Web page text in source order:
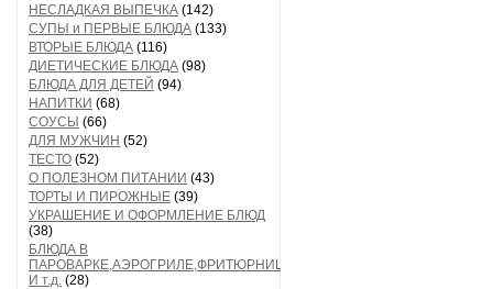
НЕСЛАДКАЯ ВЫПЕЧКА (142)
СУПЫ и ПЕРВЫЕ БЛЮДА (133)
ВТОРЫЕ БЛЮДА (116)
ДИЕТИЧЕСКИЕ БЛЮДА (98)
БЛЮДА ДЛЯ ДЕТЕЙ (94)
НАПИТКИ (68)
СОУСЫ (66)
ДЛЯ МУЖЧИН (52)
ТЕСТО (52)
О ПОЛЕЗНОМ ПИТАНИИ (43)
ТОРТЫ И ПИРОЖНЫЕ (39)
УКРАШЕНИЕ И ОФОРМЛЕНИЕ БЛЮД
(38)
БЛЮДА В
ПАРОВАРКЕ,АЭРОГРИЛЕ,ФРИТЮРНИЦЕ
И т.д. (28)